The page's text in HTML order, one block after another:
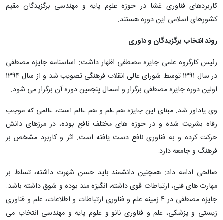
کاربردهای فناوری غشا در حوزه علوم پایه و مهندسی برگزیدگان مقیم
کشورهای اسلامی این دوره هستند.
روند انتخاب برگزیدگان و داوری
رئیس کارگروه علمی جایزه مصطفی اظهار داشت: اساسنامه جایزه مصطفی
در سال ۱۳۹۱ توسط شورای عالی انقلاب فرهنگی تصویب شد و از سال ۱۳۹۴
اولین دوره جایزه مصطفی برگزار و امسال پنجمین دوره آن برگزار می شود.
وی یاداور شد: مبنای این جایزه هم علم و هم عالم است، عالمی که موجب
رفاه بشریت شده و در حوزه های مختلف نافع بوده، در مرزهای دانش
حرکت کرده و به فناوری نافع دست یافته است. اثر و کاربرد مشخص بر
فرهنگ و جامعه دارد.
صالحی ادامه داد: همچنین دانشمند باید حسن شهرت داشته، تسلط بر
مهارت های فنی، ارتباطات قوی داشته، انگیزه مند بوده و شوق داشته باشد.
جایزه مصطفی در ۴ زمینه علم و فناوری ارتباطات و اطلاعات، علم و فناوری
زیستی و پزشکی، علم و فناوری نانو و علوم پایه و مهندسی انتخاب می